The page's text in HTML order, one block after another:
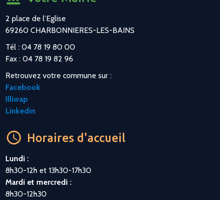
2 place de l’Eglise
69260 CHARBONNIERES-LES-BAINS
Tél : 04 78 19 80 00
Fax : 04 78 19 82 96
Retrouvez votre commune sur :
Facebook
Illiwap
Linkedin
Horaires d'accueil
Lundi :
8h30-12h et 13h30-17h30
Mardi et mercredi :
8h30-12h30